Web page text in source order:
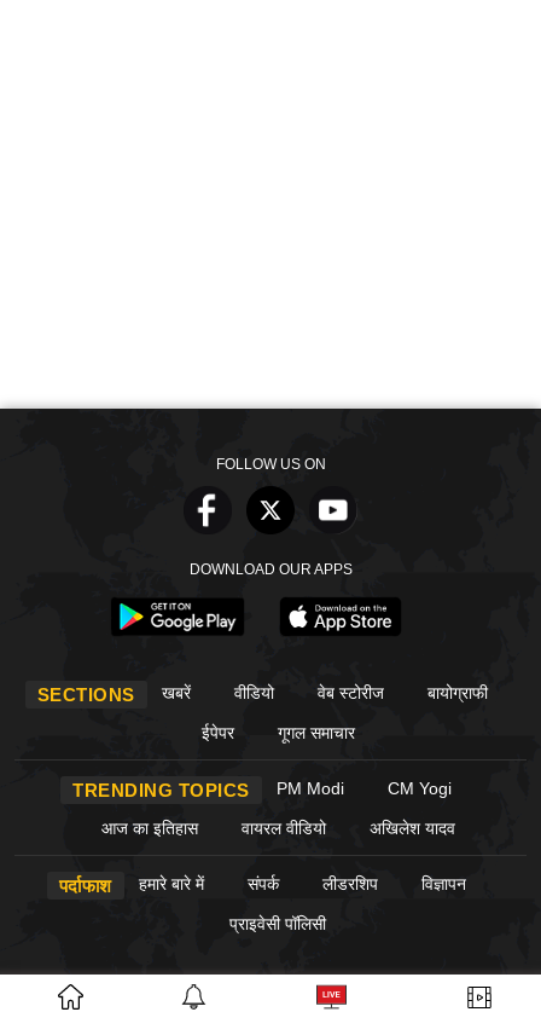
FOLLOW US ON
DOWNLOAD OUR APPS
SECTIONS खबरें वीडियो वेब स्टोरीज बायोग्राफी
ईपेपर गूगल समाचार
TRENDING TOPICS PM Modi CM Yogi
आज का इतिहास वायरल वीडियो अखिलेश यादव
पर्दाफाश हमारे बारे में संपर्क लीडरशिप विज्ञापन
प्राइवेसी पॉलिसी